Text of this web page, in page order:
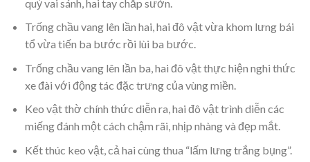
quỳ vai sánh, hai tay chắp sườn.
Trống chầu vang lên lần hai, hai đô vật vừa khom lưng bái
tổ vừa tiến ba bước rồi lùi ba bước.
Trống chầu vang lên lần ba, hai đô vật thực hiện nghi thức
xe đài với động tác đặc trưng của vùng miền.
Keo vật thờ chính thức diễn ra, hai đô vật trình diễn các
miếng đánh một cách chậm rãi, nhịp nhàng và đẹp mắt.
Kết thúc keo vật, cả hai cùng thua “lấm lưng trắng bụng”.